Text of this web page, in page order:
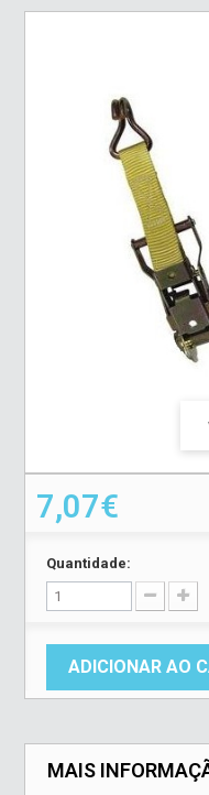
7,07€
Quantidade:
ADICIONAR AO
MAIS